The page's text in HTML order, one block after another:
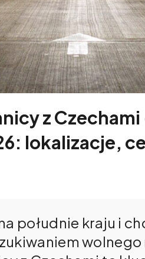
z
lokalizacje,
południe kraju i